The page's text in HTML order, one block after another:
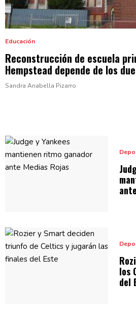
Educación
Reconstrucción de escuela
Hempstead depende de los
Sandra Anabella Pizarro
ante
los
del